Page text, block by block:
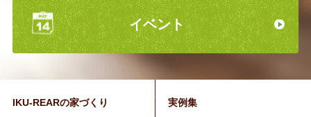
イベント
IKU-REARの家づくり 実例集